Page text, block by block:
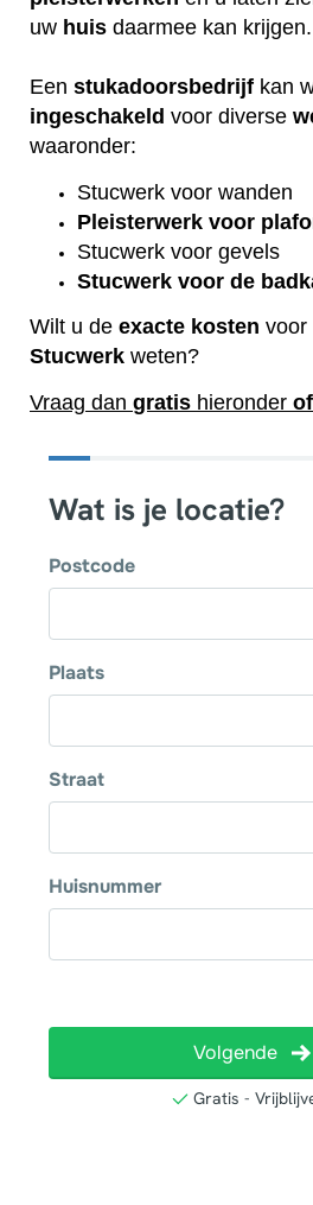
uw huis daarmee kan krijgen.
Een stukadoorsbedrijf kan
ingeschakeld voor diverse
waaronder:
Stucwerk voor wanden
Pleisterwerk voor
Stucwerk voor gevels
Stucwerk voor de
Wilt u de exacte kosten voor
Stucwerk weten?
Vraag dan gratis hieronder